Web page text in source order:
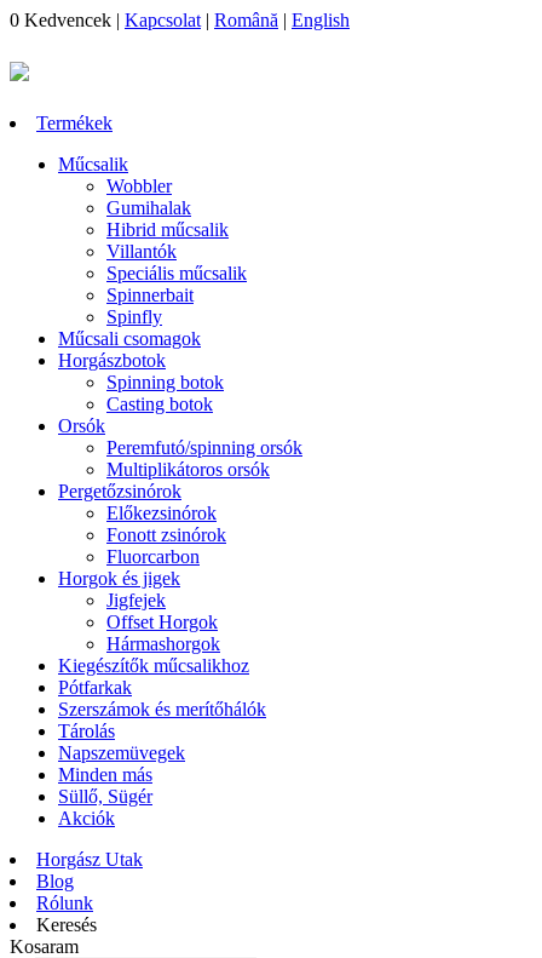
0 Kedvencek | Kapcsolat | Română | English
Termékek
Műcsalik
Wobbler
Gumihalak
Hibrid műcsalik
Villantók
Speciális műcsalik
Spinnerbait
Spinfly
Műcsali csomagok
Horgászbotok
Spinning botok
Casting botok
Orsók
Peremfutó/spinning orsók
Multiplikátoros orsók
Pergetőzsinórok
Előkezsinórok
Fonott zsinórok
Fluorcarbon
Horgok és jigek
Jigfejek
Offset Horgok
Hármashorgok
Kiegészítők műcsalikhoz
Pótfarkak
Szerszámok és merítőhálók
Tárolás
Napszemüvegek
Minden más
Süllő, Sügér
Akciók
Horgász Utak
Blog
Rólunk
Keresés
Kosaram